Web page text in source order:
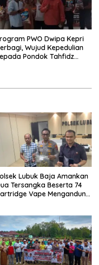
PWO Dwipa Kepri
Wujud Kepedulian
Pondok Tahfidz
Lubuk Baja Amankan
Tersangka Beserta 74
Vape Mengandung